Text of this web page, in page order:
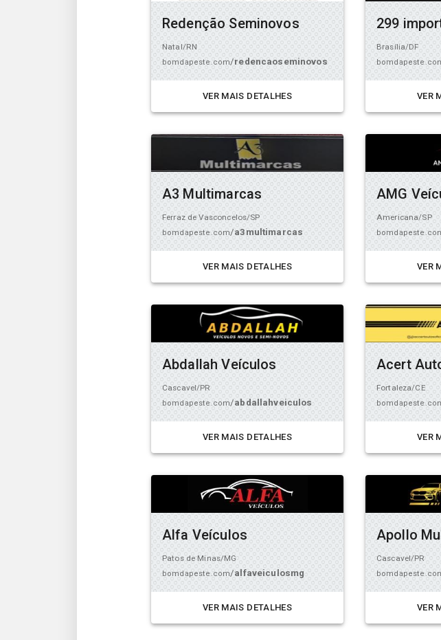
Redenção Seminovos
Natal/RN
bomdapeste.com/redencaoseminovos
VER MAIS DETALHES
299
Brasília/DF
VER
A3 Multimarcas
Ferraz de Vasconcelos/SP
bomdapeste.com/a3multimarcas
VER MAIS DETALHES
AMG
Americana/SP
VER
Abdallah Veículos
Cascavel/PR
bomdapeste.com/abdallahveiculos
VER MAIS DETALHES
Acert
Fortaleza/CE
VER
Alfa Veículos
Patos de Minas/MG
bomdapeste.com/alfaveiculosmg
VER MAIS DETALHES
Apollo
Cascavel/PR
VER